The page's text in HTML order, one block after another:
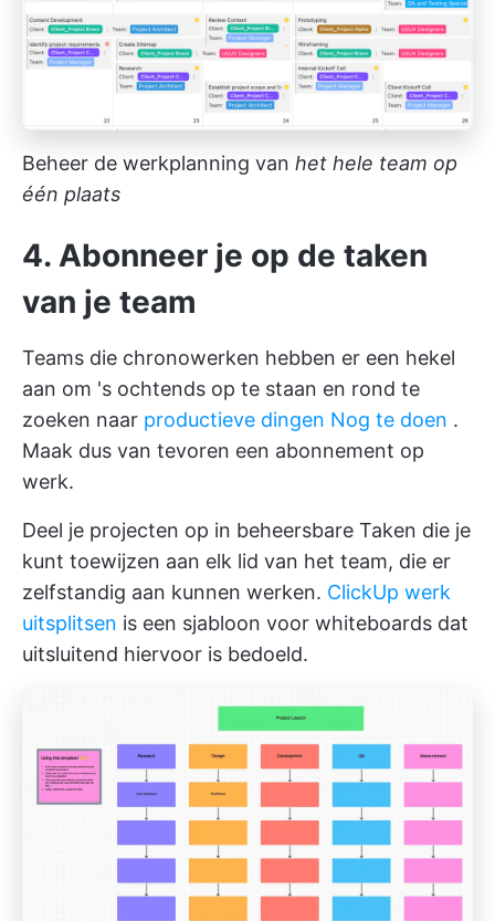
Beheer de werkplanning van het hele team op
één plaats
4. Abonneer je op de taken
van je team
Teams die chronowerken hebben er een hekel
aan om 's ochtends op te staan en rond te
zoeken naar productieve dingen Nog te doen .
Maak dus van tevoren een abonnement op
werk.
Deel je projecten op in beheersbare Taken die je
kunt toewijzen aan elk lid van het team, die er
zelfstandig aan kunnen werken. ClickUp werk
uitsplitsen is een sjabloon voor whiteboards dat
uitsluitend hiervoor is bedoeld.